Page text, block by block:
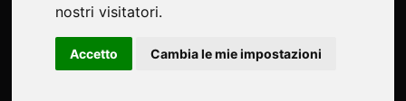
nostri visitatori.
Accetto Cambia le mie impostazioni